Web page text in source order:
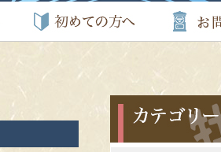
カテゴリー